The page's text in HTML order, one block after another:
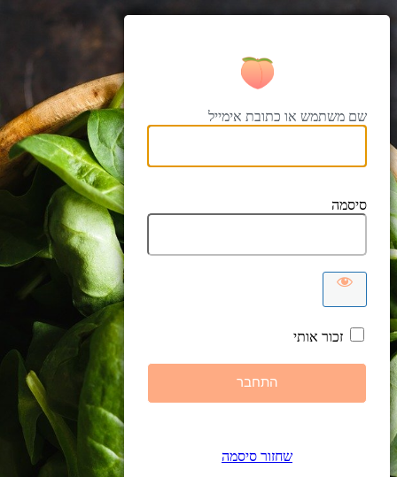
מכונה
שם משתמש או כתובת אימייל
סיסמה
זכור אותי
שחזור סיסמה